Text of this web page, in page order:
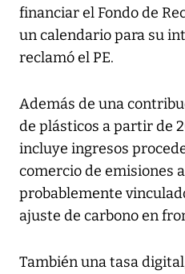
financiar el Fondo de
un calendario para su
reclamó el PE.
Además de una
de plásticos a partir de
incluye ingresos
comercio de emisiones
probablemente
ajuste de carbono en
También una tasa